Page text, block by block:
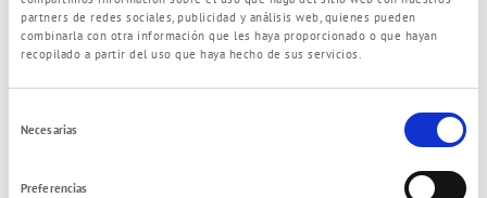
partners de redes sociales, publicidad y análisis web, quienes pueden
combinarla con otra información que les haya proporcionado o que hayan
recopilado a partir del uso que haya hecho de sus servicios.
de
Necesarias
Preferencias
mobiMASTER + mobiFITT